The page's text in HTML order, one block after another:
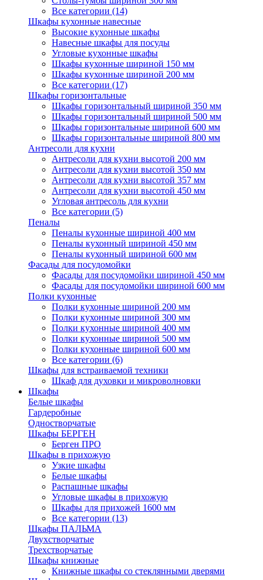
Все категории (14)
Шкафы кухонные навесные
Высокие кухонные шкафы
Навесные шкафы для посуды
Угловые кухонные шкафы
Шкафы кухонные шириной 150 мм
Шкафы кухонные шириной 200 мм
Все категории (17)
Шкафы горизонтальные
Шкафы горизонтальный шириной 350 мм
Шкафы горизонтальный шириной 500 мм
Шкафы горизонтальные шириной 600 мм
Шкафы горизонтальные шириной 800 мм
Антресоли для кухни
Антресоли для кухни высотой 200 мм
Антресоли для кухни высотой 350 мм
Антресоли для кухни высотой 357 мм
Антресоли для кухни высотой 450 мм
Угловая антресоль для кухни
Все категории (5)
Пеналы
Пеналы кухонные шириной 400 мм
Пеналы кухонный шириной 450 мм
Пеналы кухонный шириной 600 мм
Фасады для посудомойки
Фасады для посудомойки шириной 450 мм
Фасады для посудомойки шириной 600 мм
Полки кухонные
Полки кухонные шириной 200 мм
Полки кухонные шириной 300 мм
Полки кухонные шириной 400 мм
Полки кухонные шириной 500 мм
Полки кухонные шириной 600 мм
Все категории (6)
Шкафы для встраиваемой техники
Шкаф для духовки и микроволновки
Шкафы
Белые шкафы
Гардеробные
Одностворчатые
Шкафы БЕРГЕН
Берген ПРО
Шкафы в прихожую
Узкие шкафы
Белые шкафы
Распашные шкафы
Угловые шкафы в прихожую
Шкафы для прихожей 1600 мм
Все категории (13)
Шкафы ПАЛЬМА
Двухстворчатые
Трехстворчатые
Шкафы книжные
Книжные шкафы со стеклянными дверями